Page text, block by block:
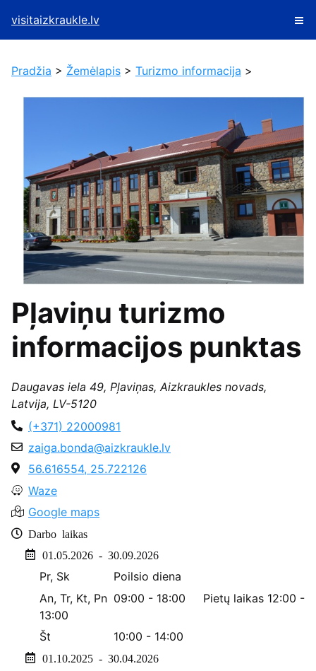
visitaizkraukle.lv
Pradžia > Žemėlapis > Turizmo informacija >
Pļaviņu turizmo
informacijos punktas
Daugavas iela 49, Pļaviņas, Aizkraukles novads,
Latvija, LV-5120
(+371) 22000981
zaiga.bonda@aizkraukle.lv
56.616554, 25.722126
Waze
Google maps
Darbo laikas
01.05.2026 - 30.09.2026
Pr, Sk
Poilsio diena
An, Tr, Kt, Pn 09:00 - 18:00 Pietų laikas 12:00 -
13:00
Št
10:00 - 14:00
01.10.2025 - 30.04.2026